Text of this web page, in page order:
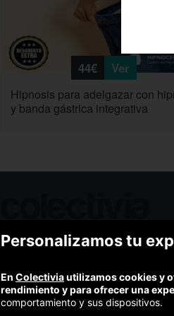
44€ Ver
Hipnosis para adelgazar con
y banda gástrica integrativa
Ofertas de hoy
Términos y condiciones
Política de privacidad y aviso legal
Política de cookies
Personalizamos tu
En Colectiviautilizamos cookies y
rendimiento y para ofrecer una
comportamiento y sus dispositivos.